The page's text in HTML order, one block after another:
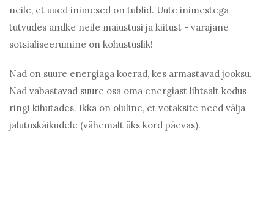
neile, et uued inimesed on tublid. Uute inimestega
tutvudes andke neile maiustusi ja kiitust - varajane
sotsialiseerumine on kohustuslik!
Nad on suure energiaga koerad, kes armastavad jooksu.
Nad vabastavad suure osa oma energiast lihtsalt kodus
ringi kihutades. Ikka on oluline, et võtaksite need välja
jalutuskäikudele (vähemalt üks kord päevas).